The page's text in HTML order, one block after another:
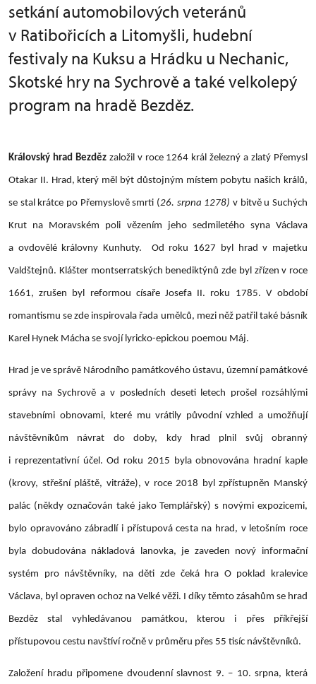
setkání automobilových veteránů
v Ratibořicích a Litomyšli, hudební
festivaly na Kuksu a Hrádku u Nechanic,
Skotské hry na Sychrově a také velkolepý
program na hradě Bezděz.
Královský hrad Bezdězzaložil v roce 1264 král železný a zlatý Přemysl
Otakar II. Hrad, který měl být důstojným místem pobytu našich králů,
se stal krátce po Přemyslově smrti (26. srpna 1278) v bitvě u Suchých
Krut na Moravském poli vězením jeho sedmiletého syna Václava
a ovdovělé královny Kunhuty. Od roku 1627 byl hrad v majetku
Valdštejnů. Klášter montserratských benediktýnů zde byl zřízen v roce
1661, zrušen byl reformou císaře Josefa II. roku 1785. V období
romantismu se zde inspirovala řada umělců, mezi něž patřil také básník
Karel Hynek Mácha se svojí lyricko-epickou poemou Máj.
Hrad je ve správě Národního památkového ústavu, územní památkové
správy na Sychrově a v posledních deseti letech prošel rozsáhlými
stavebními obnovami, které mu vrátily původní vzhled a umožňují
návštěvníkům návrat do doby, kdy hrad plnil svůj obranný
i reprezentativní účel. Od roku 2015 byla obnovována hradní kaple
(krovy, střešní pláště, vitráže), v roce 2018 byl zpřístupněn Manský
palác (někdy označován také jako Templářský) s novými expozicemi,
bylo opravováno zábradlí i přístupová cesta na hrad, v letošním roce
byla dobudována nákladová lanovka, je zaveden nový informační
systém pro návštěvníky, na děti zde čeká hra O poklad kralevice
Václava, byl opraven ochoz na Velké věži. I díky těmto zásahům se hrad
Bezděz stal vyhledávanou památkou, kterou i přes příkřejší
přístupovou cestu navštíví ročně v průměru přes 55 tisíc návštěvníků.
Založení hradu připomene dvoudenní slavnost 9. – 10. srpna, která